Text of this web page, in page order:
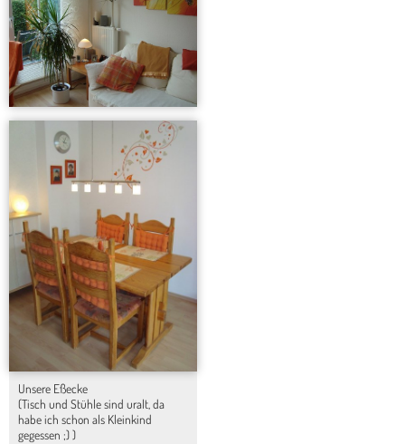
Unsere Eßecke
(Tisch und Stühle sind uralt, da
habe ich schon als Kleinkind
gegessen ;) )